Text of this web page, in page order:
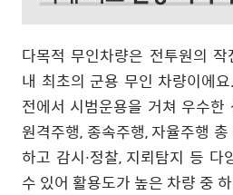
다목적 무인차량은 전투원의
내 최초의 군용 무인 차량이에요
전에서 시범운용을 거쳐 우수한
원격주행, 종속주행,자율주행 총
하고 감시∙정찰, 지뢰탐지 등 다
수 있어 활용도가 높은 차량 중